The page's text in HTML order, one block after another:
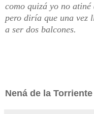
como quizá yo no atiné
pero diría que una vez
a ser dos balcones.
Nená de la Torriente